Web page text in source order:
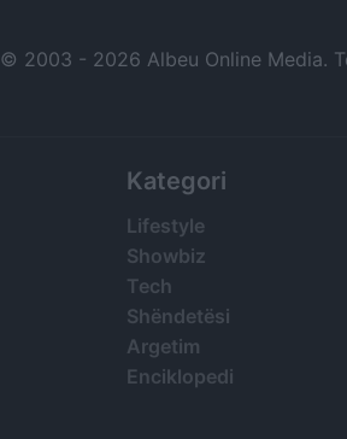
© 2003 - 2026 Albeu Online Media.
Kategori
Lifestyle
Showbiz
Tech
Shëndetësi
Argetim
Enciklopedi